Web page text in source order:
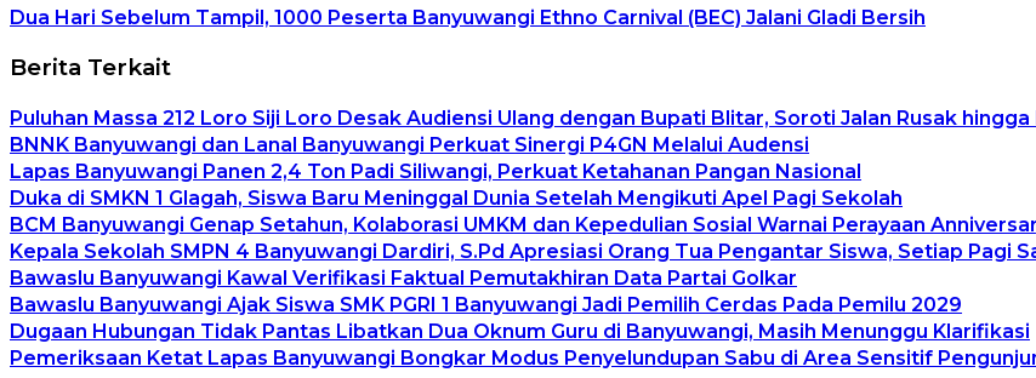
Dua Hari Sebelum Tampil, 1000 Peserta Banyuwangi Ethno Carnival (BEC) Jalani Gladi Bersih
Berita Terkait
Puluhan Massa 212 Loro Siji Loro Desak Audiensi Ulang dengan Bupati Blitar, Soroti Jalan Rusak
BNNK Banyuwangi dan Lanal Banyuwangi Perkuat Sinergi P4GN Melalui Audensi
Lapas Banyuwangi Panen 2,4 Ton Padi Siliwangi, Perkuat Ketahanan Pangan Nasional
Duka di SMKN 1 Glagah, Siswa Baru Meninggal Dunia Setelah Mengikuti Apel Pagi Sekolah
BCM Banyuwangi Genap Setahun, Kolaborasi UMKM dan Kepedulian Sosial Warnai Perayaan
Kepala Sekolah SMPN 4 Banyuwangi Dardiri, S.Pd Apresiasi Orang Tua Pengantar Siswa, Setiap Pagi
Bawaslu Banyuwangi Kawal Verifikasi Faktual Pemutakhiran Data Partai Golkar
Bawaslu Banyuwangi Ajak Siswa SMK PGRI 1 Banyuwangi Jadi Pemilih Cerdas Pada Pemilu 2029
Dugaan Hubungan Tidak Pantas Libatkan Dua Oknum Guru di Banyuwangi, Masih Menunggu Klarifikasi
Pemeriksaan Ketat Lapas Banyuwangi Bongkar Modus Penyelundupan Sabu di Area Sensitif